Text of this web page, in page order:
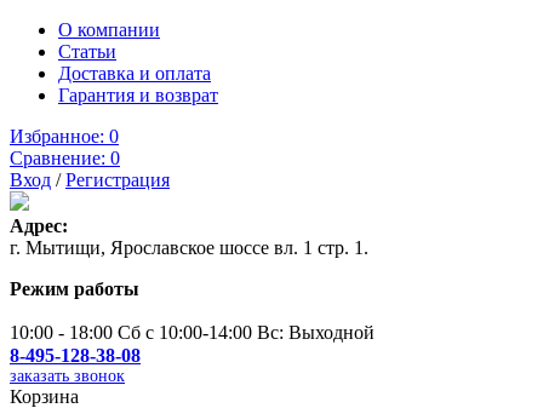
О компании
Статьи
Доставка и оплата
Гарантия и возврат
Избранное: 0
Сравнение: 0
Вход /Регистрация
Адрес:
г. Мытищи, Ярославское шоссе вл. 1 стр. 1.
Режим работы
10:00 - 18:00 Сб с 10:00-14:00 Вс: Выходной
8-495-128-38-08
заказать звонок
Корзина